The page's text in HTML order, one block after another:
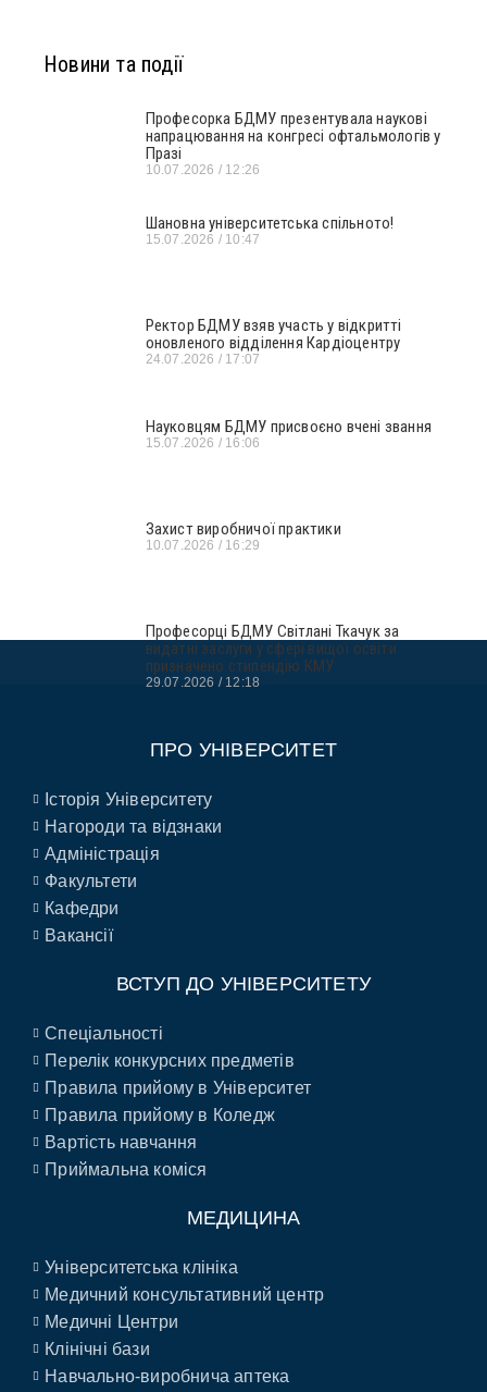
Новини та події
Професорка БДМУ презентувала наукові
напрацювання на конгресі офтальмологів у
Празі
10.07.2026 12:26
Шановна університетська спільното!
15.07.2026 10:47
Ректор БДМУ взяв участь у відкритті
оновленого відділення Кардіоцентру
24.07.2026 17:07
Науковцям БДМУ присвоєно вчені звання
15.07.2026 16:06
Захист виробничої практики
10.07.2026 16:29
Професорці БДМУ Світлані Ткачук за
видатні заслуги у сфері вищої освіти
призначено стипендію КМУ
29.07.2026 12:18
ПРО УНІВЕРСИТЕТ
Історія Університету
Нагороди та відзнаки
Адміністрація
Факультети
Кафедри
Вакансії
ВСТУП ДО УНІВЕРСИТЕТУ
Спеціальності
Перелік конкурсних предметів
Правила прийому в Університет
Правила прийому в Коледж
Вартість навчання
Приймальна коміся
МЕДИЦИНА
Університетська клініка
Медичний консультативний центр
Медичні Центри
Клінічні бази
Навчально-виробнича аптека